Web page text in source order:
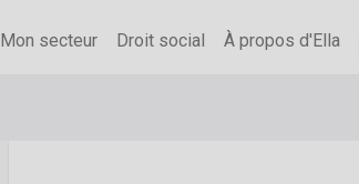
Mon secteur Droit social À propos d'Ella
aide supplémentaire.